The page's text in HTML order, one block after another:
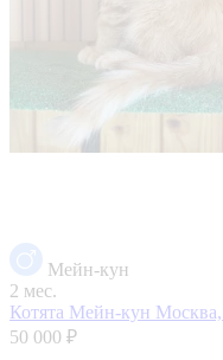
Мейн-кун
2 мес.
Котята Мейн-кун
50 000 ₽